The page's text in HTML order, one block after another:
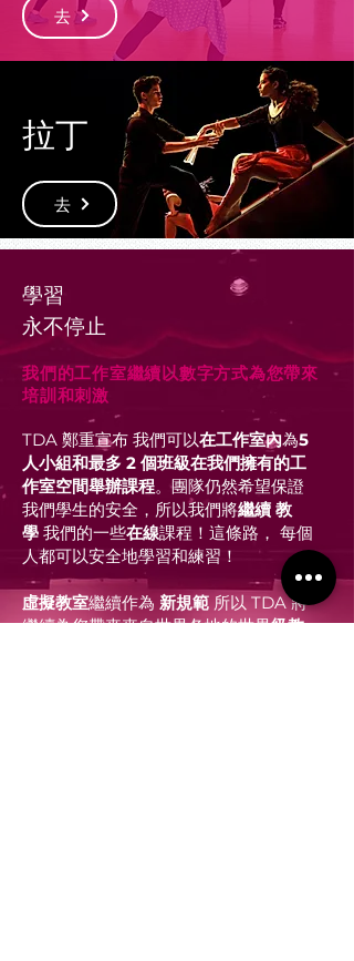
去
拉丁
去
學習
永不停止
我們的工作室繼續以數字方式為您帶來
培訓和刺激
TDA 鄭重宣布 我們可以在工作室內為5
人小組和最多 2 個班級在我們擁有的工
作室空間舉辦課程。團隊仍然希望保證
我們學生的安全，所以我們將繼續 教
學 我們的一些在線課程！這條路， 每個
人都可以安全地學習和練習！
虛擬教室繼續作為 新規範 所以 TDA 將
繼續為您帶來來自世界各地的世界級教